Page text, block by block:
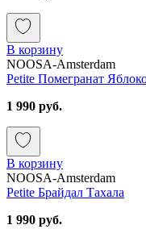
В корзину
NOOSA-Amsterdam
Petite Помегранат
1 990 руб.
В корзину
NOOSA-Amsterdam
Petite Брайдал Тахала
1 990 руб.